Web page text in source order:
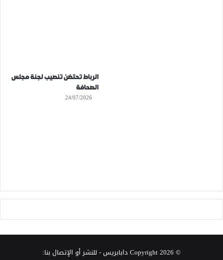
الرباط تحتضن تنصيب لجنة مجلس
الصحافة
24/07/2026
© Copyright 2026 دابابريس- للنشر أو الإتصال بنا: